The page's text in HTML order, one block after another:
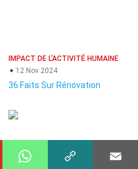
IMPACT DE L'ACTIVITÉ HUMAINE
12 Nov 2024
36 Faits Sur Rénovation